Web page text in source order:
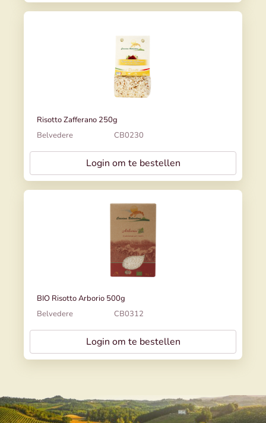
Risotto Zafferano 250g
Belvedere
CB0230
Login om te bestellen
BIO Risotto Arborio 500g
Belvedere
CB0312
Login om te bestellen